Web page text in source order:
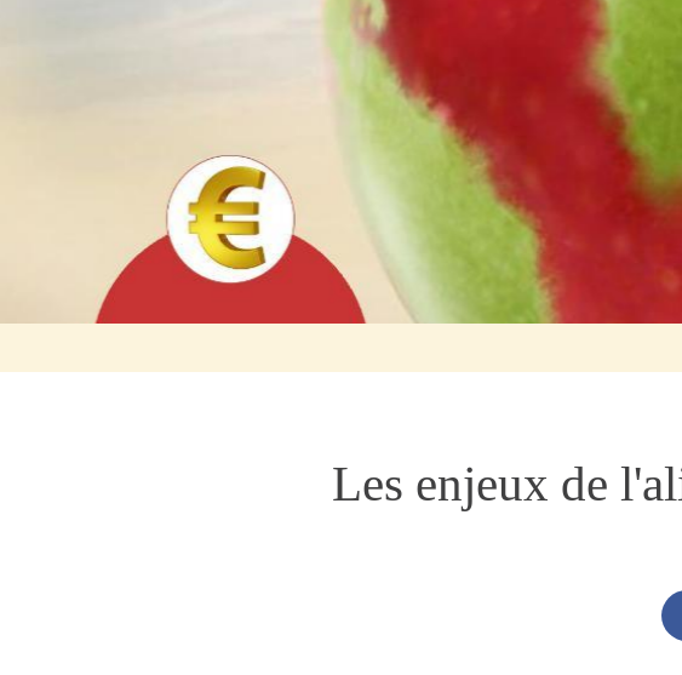
Les enjeux de